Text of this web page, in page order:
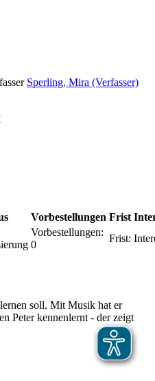
Sperling, Mira (Verfasser)
Vorbestellungen Frist
Vorbestellungen:
0
Frist:
soll. Mit Musik hat er
Peter kennenlernt - der zeigt